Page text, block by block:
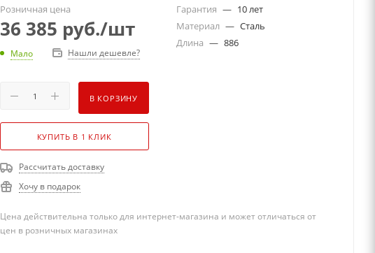
Розничная цена
36 385 руб./шт
Мало Нашли дешевле?
В КОРЗИНУ
КУПИТЬ В 1 КЛИК
Рассчитать доставку
Хочу в подарок
Гарантия — 10 лет
Материал — Сталь
Длина — 886
Цена действительна только для интернет-магазина и может отличаться от
цен в розничных магазинах